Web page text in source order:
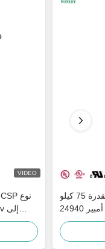
VIDEO
محول مثبت على عمود أحادي الطور بقدرة 75 كيلو
فولت أمبير 24940GrdY/14400V إلى 120/240V
الريفية